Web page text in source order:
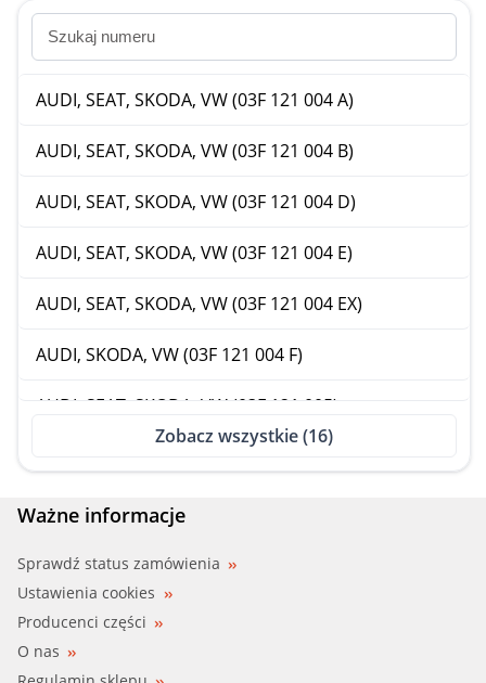
AUDI, SEAT, SKODA, VW (03F 121 004 A)
AUDI, SEAT, SKODA, VW (03F 121 004 B)
AUDI, SEAT, SKODA, VW (03F 121 004 D)
AUDI, SEAT, SKODA, VW (03F 121 004 E)
AUDI, SEAT, SKODA, VW (03F 121 004 EX)
AUDI, SKODA, VW (03F 121 004 F)
AUDI, SEAT, SKODA, VW (03F 121 005)
FAI (WP6610)
FEBI (45023)
HEPU (P656)
Zobacz wszystkie (16)
Ważne informacje
Sprawdź status zamówienia
Ustawienia cookies
Producenci części
O nas